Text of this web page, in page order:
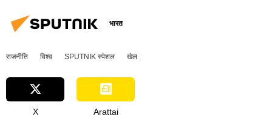
भारत
राजनीति विश्व SPUTNIK स्पेशल खेल
X Arattai